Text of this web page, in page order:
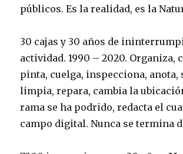
públicos. Es la realidad, es la
30 cajas y 30 años de
actividad. 1990 – 2020. Organiza,
pinta, cuelga, inspecciona, anota,
limpia, repara, cambia la
rama se ha podrido, redacta el
campo digital. Nunca se termina